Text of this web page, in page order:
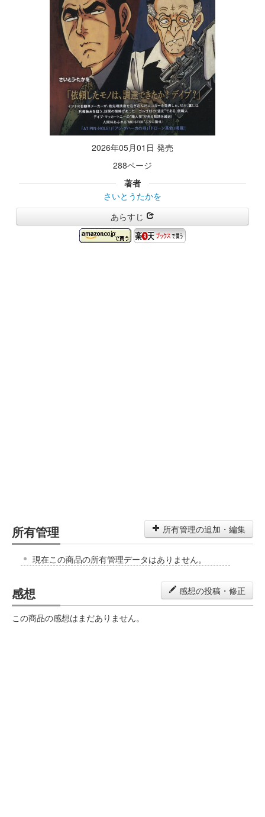
2026年05月01日 発売
288ページ
著者
さいとうたかを
あらすじ
所有管理 所有管理の追加・編集
現在この商品の所有管理データはありません。
感想 感想の投稿・修正
この商品の感想はまだありません。